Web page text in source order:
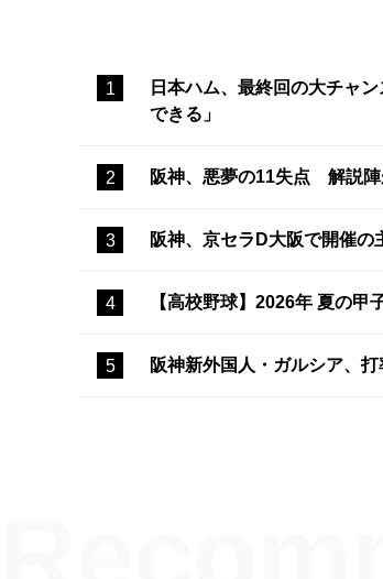
日本ハム、最終回の大チャ
できる」
阪神、悪夢の11失点 解説陣
阪神、京セラD大阪で開催
【高校野球】2026年 夏の甲
阪神新外国人・ガルシア、